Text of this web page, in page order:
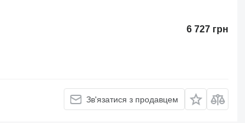
6 727 грн
Зв'язатися з продавцем